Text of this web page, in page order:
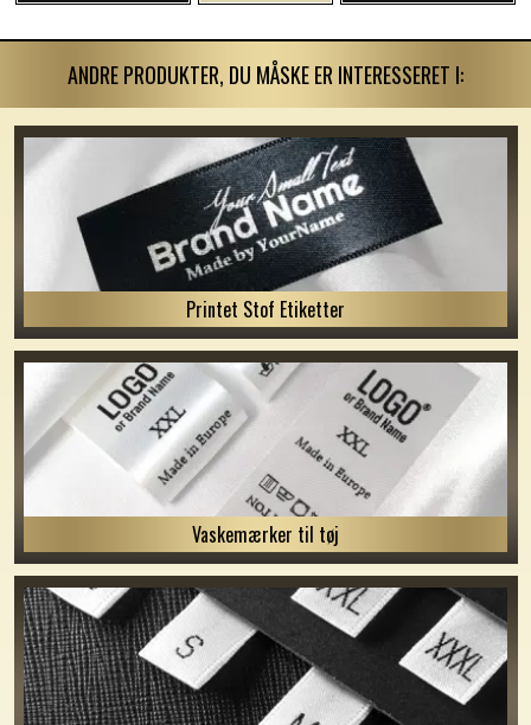
ANDRE PRODUKTER, DU MÅSKE ER INTERESSERET I:
Printet Stof Etiketter
Vaskemærker til tøj